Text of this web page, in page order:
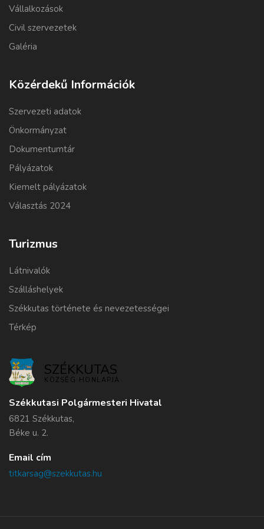
Vállalkozások
Civil szervezetek
Galéria
Közérdekű Információk
Szervezeti adatok
Önkormányzat
Dokumentumtár
Pályázatok
Kiemelt pályázatok
Választás 2024
Turizmus
Látnivalók
Szálláshelyek
Székkutas története és nevezetességei
Térkép
SZÉKKUTAS
KÖZSÉG HONLAPJA
Székkutasi Polgármesteri Hivatal
6821 Székkutas,
Béke u. 2.
Email cím
titkarsag@szekkutas.hu